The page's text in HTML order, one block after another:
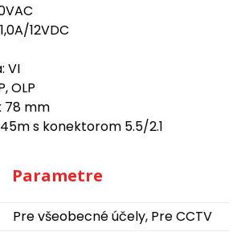
12VDC
VI
OLP
78 mm
s konektorom 5.5/2.1
Parametre
Pre všeobecné účely, Pre CCTV